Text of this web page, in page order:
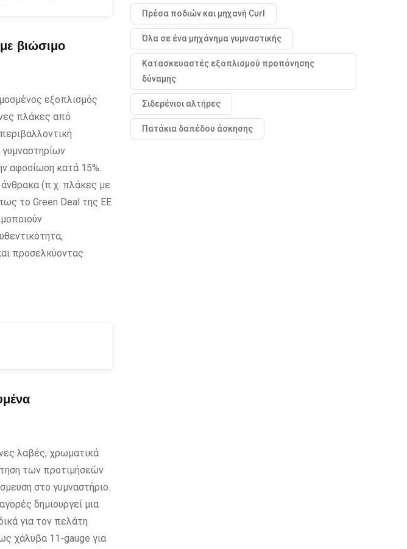
βιώσιμο
εξοπλισμός
πλάκες από
αφοσίωση κατά 15%.
(π.χ. πλάκες με
το Green Deal της ΕΕ
προσελκύοντας
λαβές, χρωματικά
των προτιμήσεών
στο γυμναστήριο.
δημιουργεί μια
για τον πελάτη
χάλυβα 11-gauge για
Πρέσα ποδιών και μηχανή Curl
Όλα σε ένα μηχάνημα γυμναστικής
Κατασκευαστές εξοπλισμού προπόνησης
δύναμης
Σιδερένιοι αλτήρες
Πατάκια δαπέδου άσκησης